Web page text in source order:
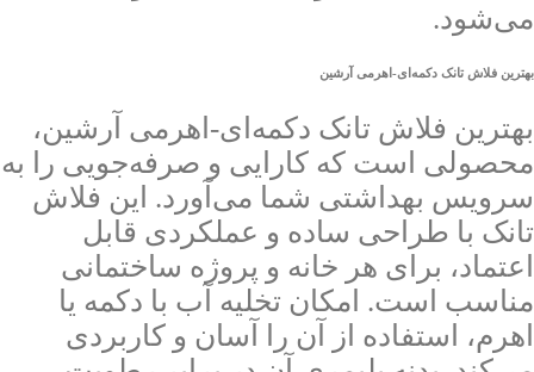
می‌شود.
بهترین فلاش تانک دکمه‌ای-اهرمی آرشین
بهترین فلاش تانک دکمه‌ای-اهرمی آرشین،
محصولی است که کارایی و صرفه‌جویی را به
سرویس بهداشتی شما می‌آورد. این فلاش
تانک با طراحی ساده و عملکردی قابل
اعتماد، برای هر خانه و پروژه ساختمانی
مناسب است. امکان تخلیه آب با دکمه یا
اهرم، استفاده از آن را آسان و کاربردی